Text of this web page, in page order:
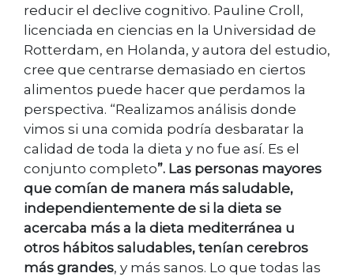
reducir el declive cognitivo. Pauline Croll,
licenciada en ciencias en la Universidad de
Rotterdam, en Holanda, y autora del estudio,
cree que centrarse demasiado en ciertos
alimentos puede hacer que perdamos la
perspectiva. “Realizamos análisis donde
vimos si una comida podría desbaratar la
calidad de toda la dieta y no fue así. Es el
conjunto completo”. Las personas mayores
que comían de manera más saludable,
independientemente de si la dieta se
acercaba más a la dieta mediterránea u
otros hábitos saludables, tenían cerebros
más grandes, y más sanos. Lo que todas las